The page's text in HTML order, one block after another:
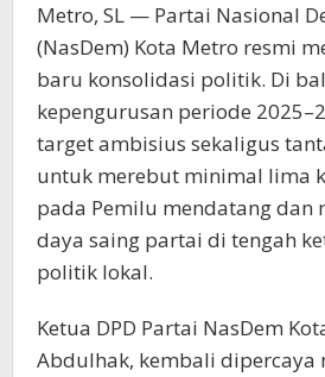
Metro, SL — Partai Nasional
(NasDem) Kota Metro resmi
baru konsolidasi politik. Di
kepengurusan periode
target ambisius sekaligus
untuk merebut minimal lima
pada Pemilu mendatang dan
daya saing partai di tengah
politik lokal.
Ketua DPD Partai NasDem
Abdulhak, kembali